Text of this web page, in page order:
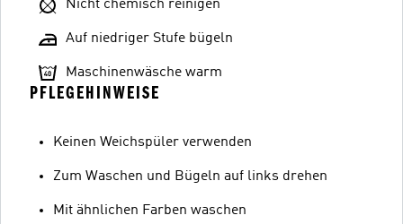
Nicht chemisch reinigen
Auf niedriger Stufe bügeln
Maschinenwäsche warm
PFLEGEHINWEISE
Keinen Weichspüler verwenden
Zum Waschen und Bügeln auf links drehen
Mit ähnlichen Farben waschen